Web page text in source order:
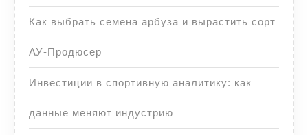
Как выбрать семена арбуза и вырастить сорт
АУ-Продюсер
Инвестиции в спортивную аналитику: как
данные меняют индустрию